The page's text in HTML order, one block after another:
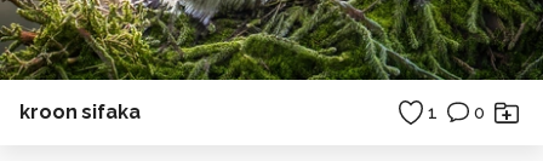
kroon sifaka 1 0